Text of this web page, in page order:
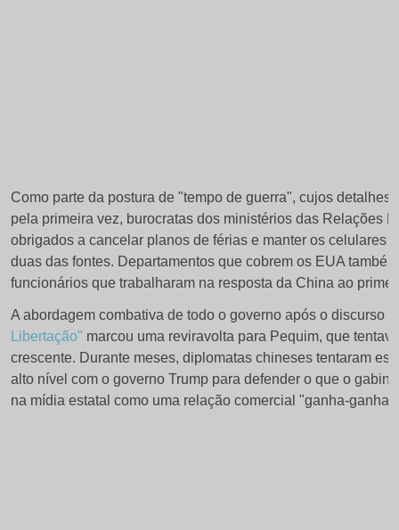
em
29
de
junho
de
2019.
REUTERS/Kevin
Lamarque/Foto
de
Como parte da postura de "tempo de guerra", cujos
pela primeira vez, burocratas dos ministérios das Relações
obrigados a cancelar planos de férias e manter os celulares
duas das fontes. Departamentos que cobrem os EUA
funcionários que trabalharam na resposta da China ao
A abordagem combativa de todo o governo após o discurso
Libertação" marcou uma reviravolta para Pequim, que
crescente. Durante meses, diplomatas chineses tentaram
alto nível com o governo Trump para defender o que o
na mídia estatal como uma relação comercial "ganha-ganha".